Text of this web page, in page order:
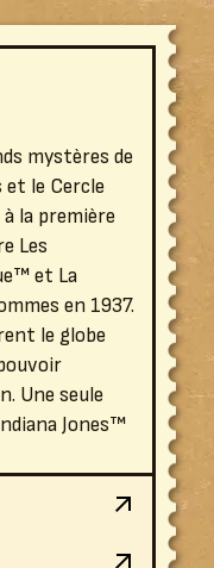
mystères de
et le Cercle
la première
Les
et La
en 1937.
le globe
Une seule
Jones™